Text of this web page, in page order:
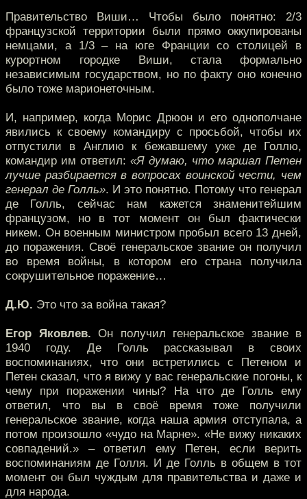
Правительство Виши… Чтобы было понятно: 2/3
французской территории были прямо оккупированы
немцами, а 1/3 – на юге Франции со столицей в
курортном городке Виши, стала формально
независимым государством, но по факту оно конечно
было тоже марионеточным.
И, например, когда Морис Дрюон и его однополчане
явились к своему командиру с просьбой, чтобы их
отпустили в Англию к бежавшему уже де Голлю,
командир им ответил: «Я думаю, что маршал Петен
лучше разбирается в вопросах воинской чести, чем
генерал де Голль». И это понятно. Потому что генерал
де Голль, сейчас нам кажется знаменитейшим
французом, но в тот момент он был фактически
никем. Он военным министром пробыл всего 13 дней,
до поражения. Своё генеральское звание он получил
во время войны, в котором его страна получила
сокрушительное поражение…
Д.Ю. Это что за война такая?
Егор Яковлев. Он получил генеральское звание в
1940 году. Де Голль рассказывал в своих
воспоминаниях, что они встретились с Петеном и
Петен сказал, что я вижу у вас генеральские погоны, к
чему при поражении чины? На что де Голль ему
ответил, что вы в своё время тоже получили
генеральское звание, когда наша армия отступала, а
потом произошло «чудо на Марне». «Не вижу никаких
совпадений.» – ответил ему Петен, если верить
воспоминаниям де Голля. И де Голль в общем в тот
момент он был чуждым для правительства и даже и
для народа.